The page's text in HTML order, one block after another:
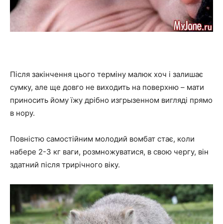
Після закінчення цього терміну малюк хоч і залишає
сумку, але ще довго не виходить на поверхню – мати
приносить йому їжу дрібно изгрызенном вигляді прямо
в нору.
Повністю самостійним молодий вомбат стає, коли
набере 2-3 кг ваги, розмножуватися, в свою чергу, він
здатний після трирічного віку.